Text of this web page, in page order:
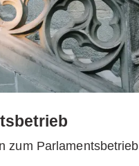
zum Parlamentsbetrieb